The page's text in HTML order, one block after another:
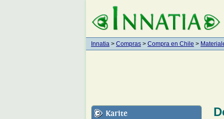
Innatia > Compras > Compra en Chile >
Karite